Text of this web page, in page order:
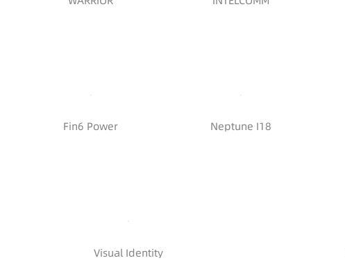
Fin6 Power Neptune I18
Visual Identity